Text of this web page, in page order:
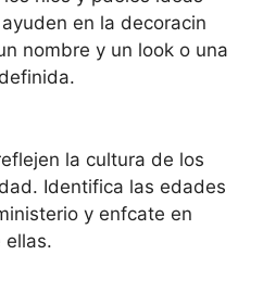
en la decoracin
nombre y un look o una
la cultura de los
Identifica las edades
y enfcate en
ellas.